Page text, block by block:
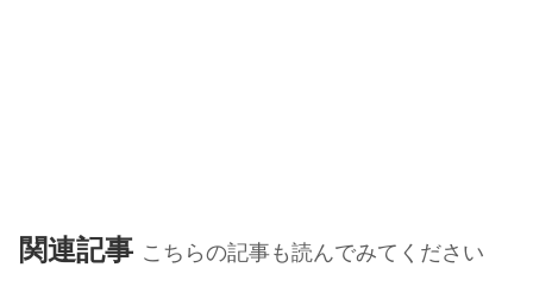
関連記事 こちらの記事も読んでみてください